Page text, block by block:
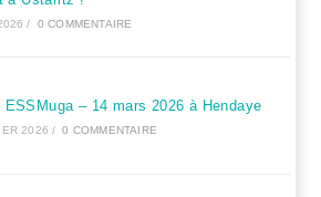
/ 0 COMMENTAIRE
ESSMuga – 14 mars 2026 à Hendaye
2026 / 0 COMMENTAIRE